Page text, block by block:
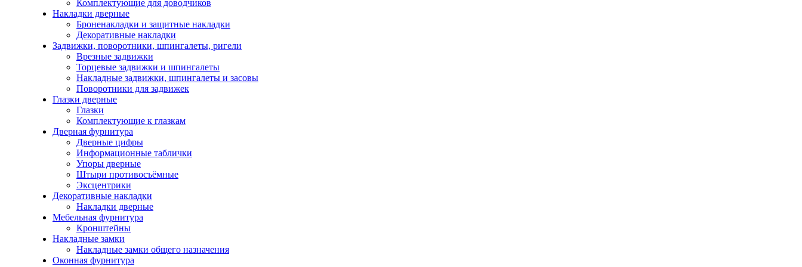
Комплектующие для доводчиков
Накладки дверные
Броненакладки и защитные накладки
Декоративные накладки
Задвижки, поворотники, шпингалеты, ригели
Врезные задвижки
Торцевые задвижки и шпингалеты
Накладные задвижки, шпингалеты и засовы
Поворотники для задвижек
Глазки дверные
Глазки
Комплектующие к глазкам
Дверная фурнитура
Дверные цифры
Информационные таблички
Упоры дверные
Штыри противосъёмные
Эксцентрики
Декоративные накладки
Накладки дверные
Мебельная фурнитура
Кронштейны
Накладные замки
Накладные замки общего назначения
Оконная фурнитура